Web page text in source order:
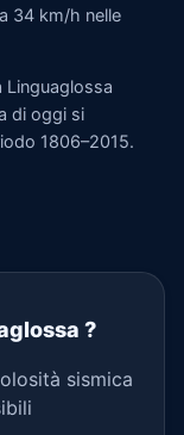
34 km/h nelle
Linguaglossa
di oggi si
1806–2015.
?
sismica